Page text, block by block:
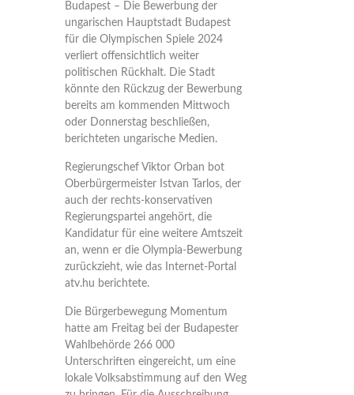
Budapest – Die Bewerbung der
ungarischen Hauptstadt Budapest
für die Olympischen Spiele 2024
verliert offensichtlich weiter
politischen Rückhalt. Die Stadt
könnte den Rückzug der Bewerbung
bereits am kommenden Mittwoch
oder Donnerstag beschließen,
berichteten ungarische Medien.
Regierungschef Viktor Orban bot
Oberbürgermeister Istvan Tarlos, der
auch der rechts-konservativen
Regierungspartei angehört, die
Kandidatur für eine weitere Amtszeit
an, wenn er die Olympia-Bewerbung
zurückzieht, wie das Internet-Portal
atv.hu berichtete.
Die Bürgerbewegung Momentum
hatte am Freitag bei der Budapester
Wahlbehörde 266 000
Unterschriften eingereicht, um eine
lokale Volksabstimmung auf den Weg